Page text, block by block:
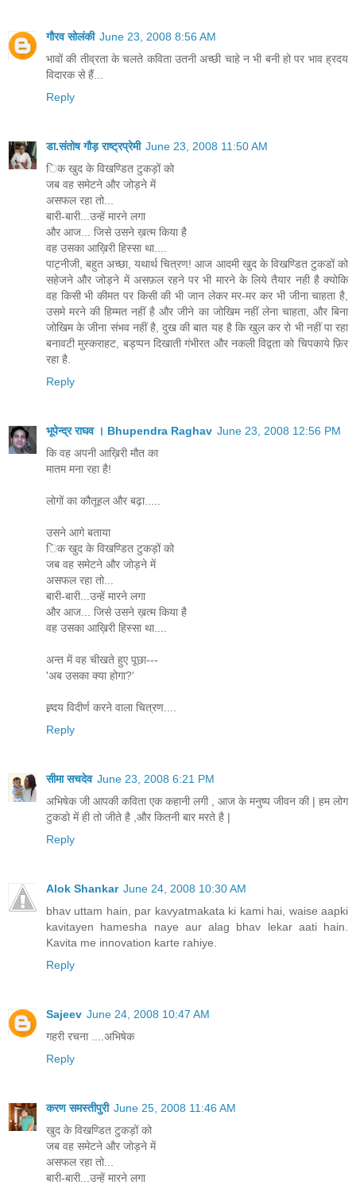
गौरव सोलंकी June 23, 2008 8:56 AM
भावों की तीव्रता के चलते कविता उतनी अच्छी चाहे न भी बनी हो पर भाव ह्रदय
विदारक से हैं...
Reply
डा.संतोष गौड़ राष्ट्रप्रेमी June 23, 2008 11:50 AM
िक खुद के विखण्डित टुकड़ों को
जब वह समेटने और जोड़ने में
असफल रहा तो...
बारी-बारी...उन्हें मारने लगा
और आज... जिसे उसने ख़त्म किया है
वह उसका आख़िरी हिस्सा था....
पाट्नीजी, बहुत अच्छा, यथार्थ चित्रण! आज आदमी खुद के विखण्डित टुकडों को
सहेजने और जोड्ने में असफ़ल रहने पर भी मारने के लिये तैयार नही है क्योकि
वह किसी भी कीमत पर किसी की भी जान लेकर मर-मर कर भी जीना चाहता है,
उसमे मरने की हिम्मत नहीं है और जीने का जोखिम नहीं लेना चाहता, और बिना
जोखिम के जीना संभव नहीं है, दुख की बात यह है कि खुल कर रो भी नहीं पा रहा
बनावटी मुस्कराहट, बड्प्पन दिखाती गंभीरत और नकली विद्वता को चिपकाये फ़िर
रहा है.
Reply
भूपेन्द्र राघव । Bhupendra Raghav June 23, 2008 12:56 PM
कि वह अपनी आख़िरी मौत का
मातम मना रहा है!
लोगों का कौतूहल और बढ़ा.....
उसने आगे बताया
िक खुद के विखण्डित टुकड़ों को
जब वह समेटने और जोड़ने में
असफल रहा तो...
बारी-बारी...उन्हें मारने लगा
और आज... जिसे उसने ख़त्म किया है
वह उसका आख़िरी हिस्सा था....
अन्त में वह चीखते हुए पूछा---
'अब उसका क्या होगा?'
ह्र्दय विदीर्ण करने वाला चित्रण....
Reply
सीमा सचदेव June 23, 2008 6:21 PM
अभिषेक जी आपकी कविता एक कहानी लगी , आज के मनुष्य जीवन की | हम लोग
टुकडो में ही तो जीते है ,और कितनी बार मरते है |
Reply
Alok Shankar June 24, 2008 10:30 AM
bhav uttam hain, par kavyatmakata ki kami hai, waise aapki
kavitayen hamesha naye aur alag bhav lekar aati hain.
Kavita me innovation karte rahiye.
Reply
Sajeev June 24, 2008 10:47 AM
गहरी रचना ....अभिषेक
Reply
करण समस्तीपुरी June 25, 2008 11:46 AM
खुद के विखण्डित टुकड़ों को
जब वह समेटने और जोड़ने में
असफल रहा तो...
बारी-बारी...उन्हें मारने लगा